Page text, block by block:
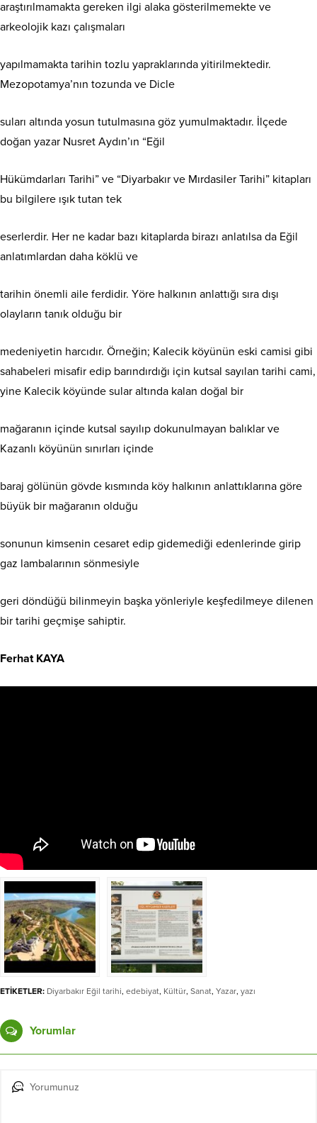
araştırılmamakta gereken ilgi alaka gösterilmemekte ve
arkeolojik kazı çalışmaları
yapılmamakta tarihin tozlu yapraklarında yitirilmektedir.
Mezopotamya’nın tozunda ve Dicle
suları altında yosun tutulmasına göz yumulmaktadır. İlçede
doğan yazar Nusret Aydın’ın “Eğil
Hükümdarları Tarihi” ve “Diyarbakır ve Mırdasiler Tarihi” kitapları
bu bilgilere ışık tutan tek
eserlerdir. Her ne kadar bazı kitaplarda birazı anlatılsa da Eğil
anlatımlardan daha köklü ve
tarihin önemli aile ferdidir. Yöre halkının anlattığı sıra dışı
olayların tanık olduğu bir
medeniyetin harcıdır. Örneğin; Kalecik köyünün eski camisi gibi
sahabeleri misafir edip barındırdığı için kutsal sayılan tarihi cami,
yine Kalecik köyünde sular altında kalan doğal bir
mağaranın içinde kutsal sayılıp dokunulmayan balıklar ve
Kazanlı köyünün sınırları içinde
baraj gölünün gövde kısmında köy halkının anlattıklarına göre
büyük bir mağaranın olduğu
sonunun kimsenin cesaret edip gidemediği edenlerinde girip
gaz lambalarının sönmesiyle
geri döndüğü bilinmeyin başka yönleriyle keşfedilmeye dilenen
bir tarihi geçmişe sahiptir.
Ferhat KAYA
ETİKETLER: Diyarbakır Eğil tarihi, edebiyat, Kültür, Sanat, Yazar, yazı
Yorumlar